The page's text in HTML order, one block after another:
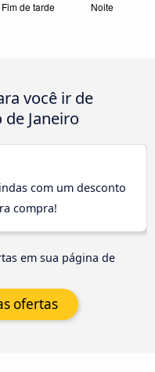
você ir de
de Janeiro
com um desconto
compra!
em sua página de
ofertas